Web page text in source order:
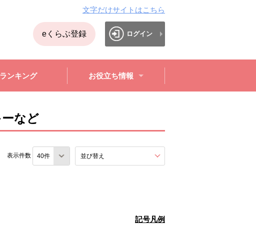
文字だけサイトはこちら
eくらぶ登録 ログイン
ランキング お役立ち情報
など
表示件数 並び替え
記号凡例